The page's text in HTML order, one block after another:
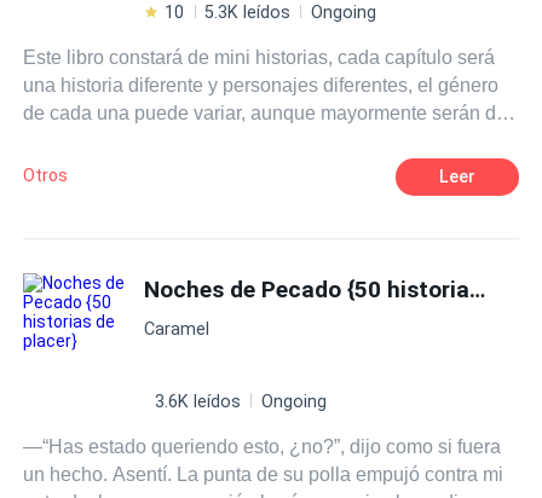
10 5.3K leídos Ongoing
Este libro constará de mini historias, cada capítulo será
una historia diferente y personajes diferentes, el género
de cada una puede variar, aunque mayormente serán de
Otros Leer
Noches de Pecado {50 historias de placer}
Caramel
3.6K leídos Ongoing
—“Has estado queriendo esto, ¿no?”, dijo como si fuera
un hecho. Asentí. La punta de su polla empujó contra mi